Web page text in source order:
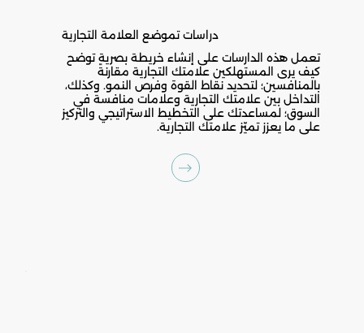
دراسات تموضع العلامة التجارية
تعمل هذه الدارسات على إنشاء خريطة بصرية توضح
كيف يرى المستهلكين علامتك التجارية مقارنةً
بالمنافسين؛ لتحديد نقاط القوة وفرص النمو. وكذلك،
التداخل بين علامتك التجارية وعلامات منافسة في
السوق؛ لمساعدتك على التخطيط الاستراتيجي والتركيز
على ما يعزز تميّز علامتك التجارية.